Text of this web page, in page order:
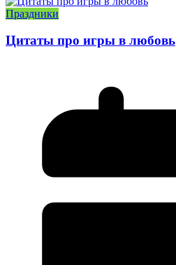
Праздники
Цитаты про игры в любовь